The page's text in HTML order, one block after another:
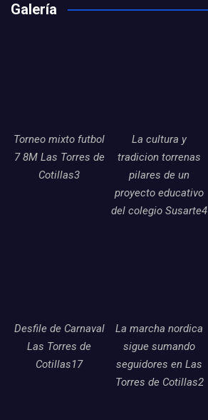
Galería
Torneo mixto futbol
7 8M Las Torres de
Cotillas3
La cultura y
tradicion torrenas
pilares de un
proyecto educativo
del colegio Susarte4
Desfile de Carnaval
Las Torres de
Cotillas17
La marcha nordica
sigue sumando
seguidores en Las
Torres de Cotillas2